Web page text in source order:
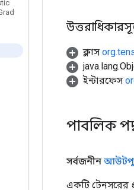
ক্লাস
ইন্টারফেস
পাবলিক
সর্বজনীন
একটি টেনসরের